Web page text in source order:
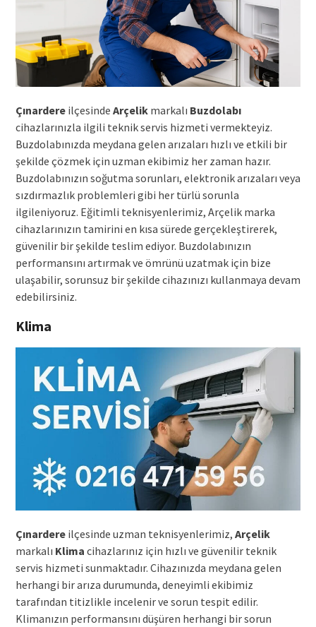
Çınardereilçesinde Arçelikmarkalı Buzdolabı
cihazlarınızla ilgili teknik servis hizmeti vermekteyiz.
Buzdolabınızda meydana gelen arızaları hızlı ve etkili bir
şekilde çözmek için uzman ekibimiz her zaman hazır.
Buzdolabınızın soğutma sorunları, elektronik arızaları veya
sızdırmazlık problemleri gibi her türlü sorunla
ilgileniyoruz. Eğitimli teknisyenlerimiz, Arçelik marka
cihazlarınızın tamirini en kısa sürede gerçekleştirerek,
güvenilir bir şekilde teslim ediyor. Buzdolabınızın
performansını artırmak ve ömrünü uzatmak için bize
ulaşabilir, sorunsuz bir şekilde cihazınızı kullanmaya devam
edebilirsiniz.
Klima
Çınardereilçesinde uzman teknisyenlerimiz, Arçelik
markalı Klima cihazlarınız için hızlı ve güvenilir teknik
servis hizmeti sunmaktadır. Cihazınızda meydana gelen
herhangi bir arıza durumunda, deneyimli ekibimiz
tarafından titizlikle incelenir ve sorun tespit edilir.
Klimanızın performansını düşüren herhangi bir sorun